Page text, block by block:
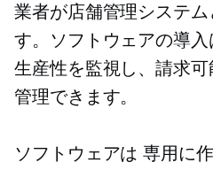
業者が店舗管理システム
す。ソフトウェアの導
生産性を監視し、請求
管理できます。
ソフトウェアは専用に